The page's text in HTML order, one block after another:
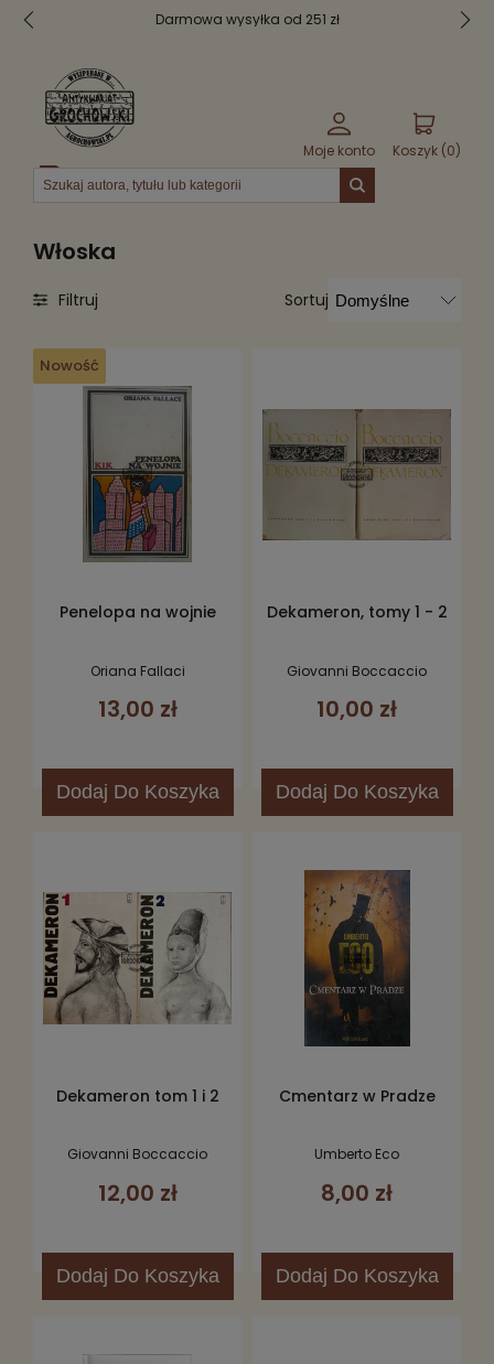
Darmowa wysyłka od 251 zł
Moje konto Koszyk (0)
Menu
Włoska
Sortuj
Filtruj
Penelopa na wojnie
Oriana Fallaci
13,00 zł
Dodaj Do Koszyka
Nowość
Dekameron, tomy 1 - 2
Giovanni Boccaccio
10,00 zł
Dodaj Do Koszyka
Dekameron tom 1 i 2
Giovanni Boccaccio
12,00 zł
Dodaj Do Koszyka
Cmentarz w Pradze
Umberto Eco
8,00 zł
Dodaj Do Koszyka